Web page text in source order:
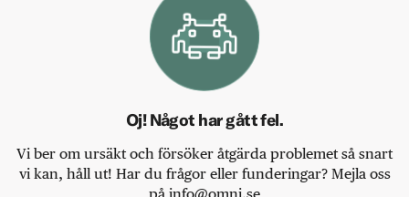
Oj! Något har gått fel.
Vi ber om ursäkt och försöker åtgärda problemet så snart
vi kan, håll ut! Har du frågor eller funderingar? Mejla oss